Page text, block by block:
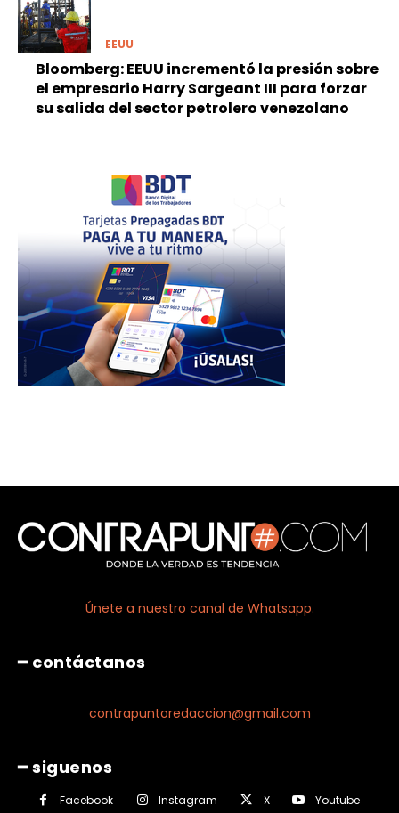
EEUU
Bloomberg: EEUU incrementó la presión sobre
el empresario Harry Sargeant III para forzar
su salida del sector petrolero venezolano
Únete a nuestro canal de Whatsapp.
━ contáctanos
contrapuntoredaccion@gmail.com
━ siguenos
Facebook Instagram X Youtube